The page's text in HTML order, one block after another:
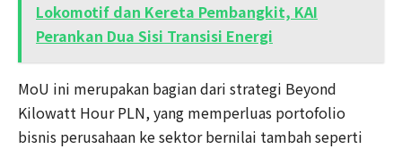
Lokomotif dan Kereta Pembangkit, KAI
Perankan Dua Sisi Transisi Energi
MoU ini merupakan bagian dari strategi Beyond
Kilowatt Hour PLN, yang memperluas portofolio
bisnis perusahaan ke sektor bernilai tambah seperti